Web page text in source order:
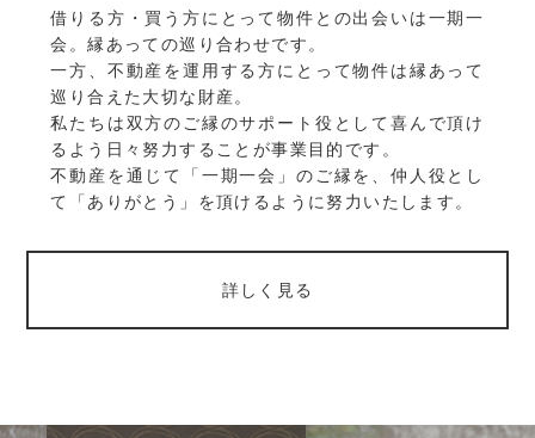
借りる方・買う方にとって物件との出会いは一期一
会。縁あっての巡り合わせです。
一方、不動産を運用する方にとって物件は縁あって
巡り合えた大切な財産。
私たちは双方のご縁のサポート役として喜んで頂け
るよう日々努力することが事業目的です。
不動産を通じて「一期一会」のご縁を、仲人役とし
て「ありがとう」を頂けるように努力いたします。
詳しく見る